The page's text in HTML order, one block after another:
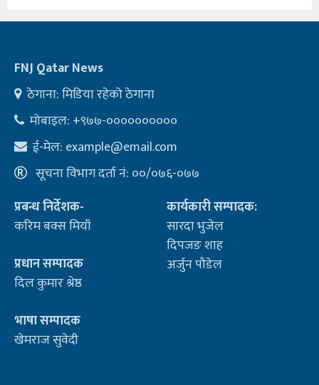
FNJ Qatar News
ठेगाना: मिडिया रहेको ठेगाना
मोबाइल: +९७७-००००००००००
ई-मेल: example@email.com
सूचना विभाग दर्ता नं: ००/०७६-०७७
प्रबन्ध निर्देशक-
करिम बक्स मियाँ
प्रधान सम्पादक
दिल कुमार श्रेष्ठ
भाषा सम्पादक
खेमराज सुवेदी
कार्यकारी सम्पादक:
सारदा भुजेल
दिपजङ शाह
अर्जुन पौडेल